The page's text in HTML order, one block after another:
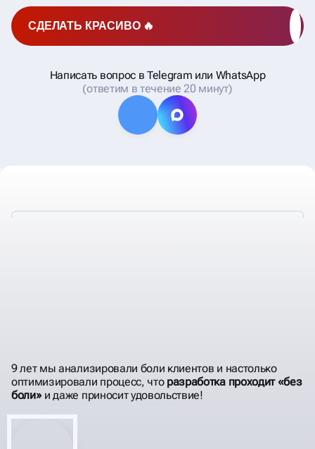
Написать вопрос в Telegram или WhatsApp
(ответим в течение 20 минут)
СДЕЛАТЬ КРАСИВО 🔥
+70 КЛИЕНТАМ
9 лет мы анализировали боли клиентов и настолько
оптимизировали процесс, что разработка проходит «без
боли»и даже приносит удовольствие!